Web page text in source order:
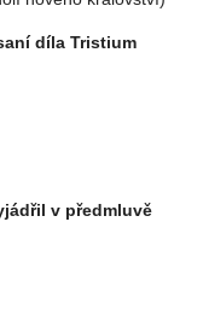
díla Tristium
v předmluvě